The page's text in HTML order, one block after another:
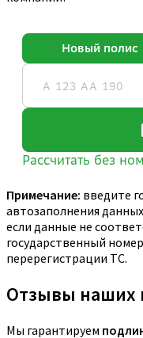
Примечание: введите
автозаполнения
если данные не
государственный
перерегистрации ТС.
Отзывы наших
Мы гарантируем